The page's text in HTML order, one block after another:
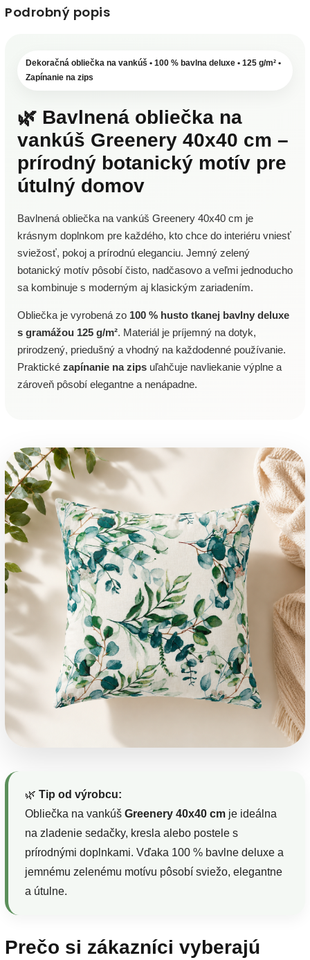
Podrobný popis
Dekoračná obliečka na vankúš • 100 % bavlna deluxe • 125 g/m² •
Zapínanie na zips
🌿 Bavlnená obliečka na
vankúš Greenery 40x40 cm –
prírodný botanický motív pre
útulný domov
Bavlnená obliečka na vankúš Greenery 40x40 cm je
krásnym doplnkom pre každého, kto chce do interiéru vniesť
sviežosť, pokoj a prírodnú eleganciu. Jemný zelený
botanický motív pôsobí čisto, nadčasovo a veľmi jednoducho
sa kombinuje s moderným aj klasickým zariadením.
Obliečka je vyrobená zo 100 % husto tkanej bavlny deluxe
s gramážou 125 g/m². Materiál je príjemný na dotyk,
prirodzený, priedušný a vhodný na každodenné používanie.
Praktické zapínanie na zips uľahčuje navliekanie výplne a
zároveň pôsobí elegantne a nenápadne.
🌿 Tip od výrobcu:
Obliečka na vankúš Greenery 40x40 cm je ideálna
na zladenie sedačky, kresla alebo postele s
prírodnými doplnkami. Vďaka 100 % bavlne deluxe a
jemnému zelenému motívu pôsobí sviežo, elegantne
a útulne.
Prečo si zákazníci vyberajú